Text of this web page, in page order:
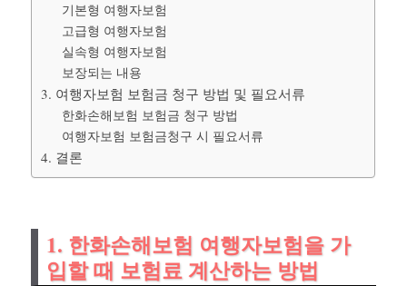
기본형 여행자보험
고급형 여행자보험
실속형 여행자보험
보장되는 내용
3. 여행자보험 보험금 청구 방법 및 필요서류
한화손해보험 보험금 청구 방법
여행자보험 보험금청구 시 필요서류
4. 결론
1. 한화손해보험 여행자보험을 가
입할 때 보험료 계산하는 방법